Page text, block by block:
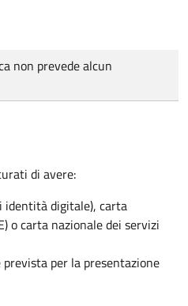
non prevede alcun
di avere:
identità digitale), carta
o carta nazionale dei servizi
per la presentazione